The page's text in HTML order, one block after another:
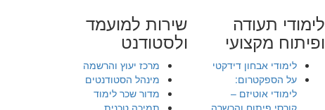
לימודי תעודה
ופיתוח מקצועי
לימודי אבחון דידקטי
על הספקטרום:
לימודי אוטיזם –
שירות למועמד
ולסטודנט
מרכז יעוץ והרשמה
מינהל הסטודנטים
מדור שכר לימוד